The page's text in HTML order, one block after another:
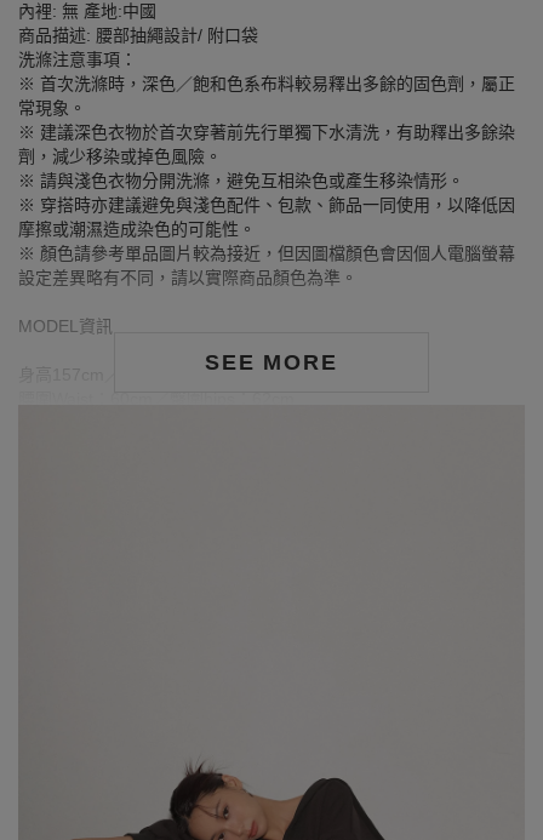
SEE MORE
內裡: 無 產地:中國
商品描述: 腰部抽繩設計/ 附口袋
洗滌注意事項：
※ 首次洗滌時，深色／飽和色系布料較易釋出多餘的固色劑，屬正
常現象。
※ 建議深色衣物於首次穿著前先行單獨下水清洗，有助釋出多餘染
劑，減少移染或掉色風險。
※ 請與淺色衣物分開洗滌，避免互相染色或產生移染情形。
※ 穿搭時亦建議避免與淺色配件、包款、飾品一同使用，以降低因
摩擦或潮濕造成染色的可能性。
※ 顏色請參考單品圖片較為接近，但因圖檔顏色會因個人電腦螢幕
設定差異略有不同，請以實際商品顏色為準。
MODEL資訊
身高157cm／胸圍Bust：82cm